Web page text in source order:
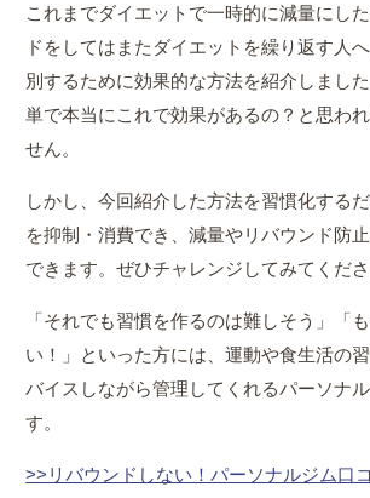
これまでダイエットで一時的に減量にし
ドをしてはまたダイエットを繰り返す人
別するために効果的な方法を紹介しまし
単で本当にこれで効果があるの？と思わ
せん。
しかし、今回紹介した方法を習慣化する
を抑制・消費でき、減量やリバウンド防
できます。ぜひチャレンジしてみてくださ
「それでも習慣を作るのは難しそう」「
い！」といった方には、運動や食生活の
バイスしながら管理してくれるパーソナ
す。
>>リバウンドしない！パーソナルジム口